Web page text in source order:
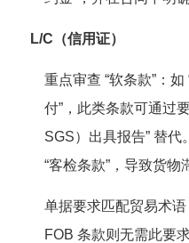
L/C（信用证）
重点审查 “软条款”：
付”，此类条款可通过
SGS）出具报告” 替
“客检条款”，导致货物
单据要求匹配贸易术
FOB 条款则无需此要